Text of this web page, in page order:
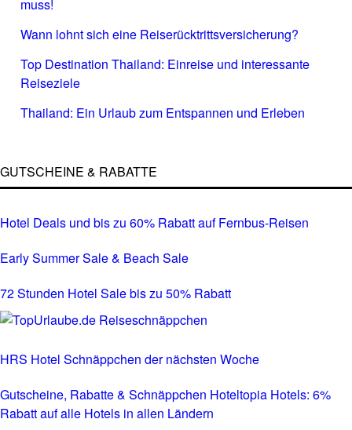
muss!
Wann lohnt sich eine Reiserücktrittsversicherung?
Top Destination Thailand: Einreise und interessante
Reiseziele
Thailand: Ein Urlaub zum Entspannen und Erleben
GUTSCHEINE & RABATTE
Hotel Deals und bis zu 60% Rabatt auf Fernbus-Reisen
Early Summer Sale & Beach Sale
72 Stunden Hotel Sale bis zu 50% Rabatt
HRS Hotel Schnäppchen der nächsten Woche
Gutscheine, Rabatte & Schnäppchen Hoteltopia Hotels: 6%
Rabatt auf alle Hotels in allen Ländern